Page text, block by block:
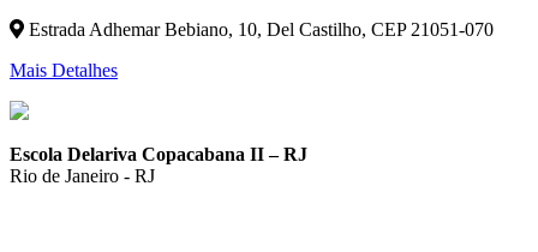
Estrada Adhemar Bebiano, 10, Del Castilho, CEP 21051-070
Mais Detalhes
Escola Delariva Copacabana II – RJ
Rio de Janeiro - RJ